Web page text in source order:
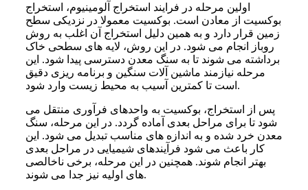
اولین مرحله در فرایند استخراج آلومینیوم، استخراج
بوکسیت از معادن است. بوکسیت معمولا در نزدیکی سطح
زمین قرار دارد و به همین دلیل استخراج آن اغلب به روش
روباز انجام می شود. در این روش، لایه های سطحی خاک
برداشته می شوند تا به سنگ معدن دسترسی پیدا شود. این
مرحله نیازمند ماشین آلات سنگین و برنامه ریزی دقیق
است تا کمترین آسیب به محیط زیست وارد شود.
پس از استخراج، بوکسیت به واحدهای فرآوری منتقل می
شود تا برای مراحل بعدی آماده گردد. در این مرحله، سنگ
معدن خرد شده و به اندازه های مناسب تبدیل می شود. این
کار باعث می شود فرآیندهای شیمیایی در مراحل بعدی
بهتر انجام شوند. همچنین در این مرحله، برخی ناخالصی
های اولیه نیز جدا می شوند.